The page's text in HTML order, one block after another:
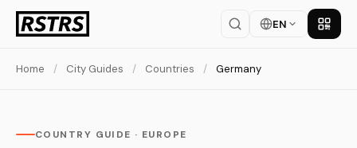
EN Get
Home / City Guides / Countries / Germany
COUNTRY GUIDE · EUROPE